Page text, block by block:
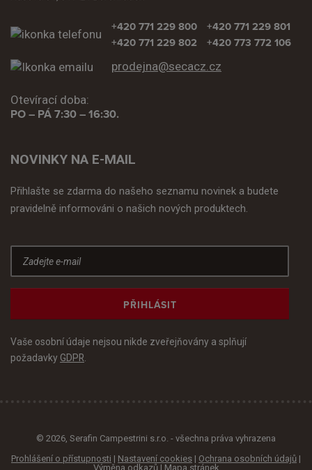
+420 771 229 800
+420 771 229 802
+420 771 229 801
+420 773 772 106
prodejna@secacz.cz
Otevírací doba:
PO – PÁ 7:30 – 16:30.
NOVINKY NA E-MAIL
Přihlašte se zdarma do našeho seznamu novinek a budete
pravidelně informováni o našich nových produktech.
PŘIHLÁSIT
Vaše osobní údaje nejsou nikde zveřejňovány a splňují
požadavky GDPR
© 2026, Serafin Campestrini s.r.o. - všechna práva vyhrazena
Prohlášení o přístupnosti | Nastavení cookies | Ochrana osobních údajů |
Výměna odkazů | Mapa stránek